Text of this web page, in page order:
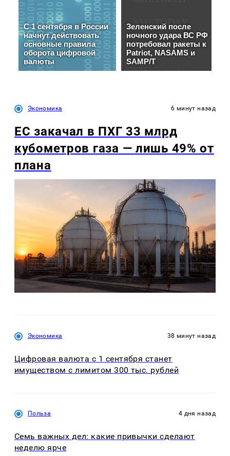
Экономика 6 минут назад
ЕС закачал в ПХГ 33 млрд
кубометров газа — лишь 49% от
плана
Экономика 38 минут назад
Цифровая валюта с 1 сентября станет
имуществом с лимитом 300 тыс. рублей
Польза 4 дня назад
Семь важных дел: какие привычки сделают
неделю ярче